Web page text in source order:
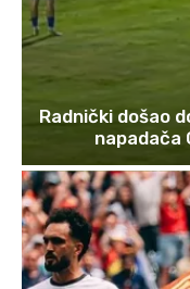
Radnički došao
napadača